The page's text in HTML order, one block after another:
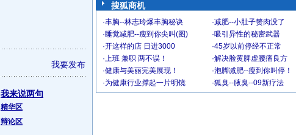
我要发布
我来说两句
精华区
辩论区
搜狐商机
·丰胸--林志玲爆丰胸秘诀 ·减肥--小肚子赘肉没了
·睡觉减肥--瘦到你尖叫(图) ·吸引异性的秘密武器
·开这样的店 日进3000 ·45岁以前停经不正常
·上班 兼职 两不误！ ·解决脸黄脾虚腰痛良方
·健康与美丽完美展现！ ·泡脚减肥--瘦到你叫停！
·为健康行业撑起一片明镜 ·狐臭--腋臭--09新疗法